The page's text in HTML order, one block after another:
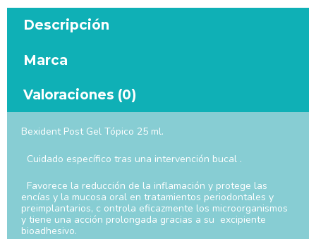
Descripción
Marca
Valoraciones (0)
Bexident Post Gel Tópico 25 ml.
Cuidado específico tras una intervención bucal .
Favorece la reducción de la inflamación y protege las
encías y la mucosa oral en tratamientos periodontales y
preimplantarios, c ontrola eficazmente los microorganismos
y tiene una acción prolongada gracias a su excipiente
bioadhesivo.